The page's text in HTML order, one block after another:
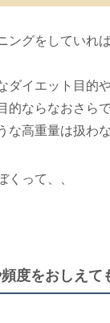
ングをしていれ
ダイエット目的
的ならなおさらで
な高重量は扱わ
くって、、
度をおしえて